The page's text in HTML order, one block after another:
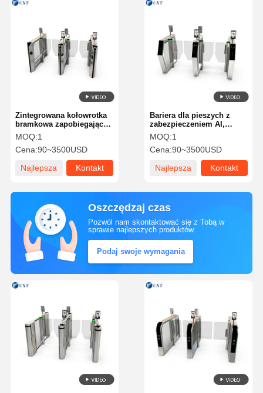
Zintegrowana kołowrotka
bramkowa zapobiegająca
wchodzeniu za osobą i
cofaniu się, odcisk palca
113
MOQ:1
Cena:90~3500USD
Najlepsza
Kontakt
Bariera dla pieszych z
zabezpieczeniem AI,
SUS304, z regulowaną
prędkością 117
MOQ:1
Cena:90~3500USD
Najlepsza
Kontakt
Oszczędzaj czas
Pozwól nam skontaktować się z Tobą w
sprawie najlepszych produktów.
Podaj swoje wymagania